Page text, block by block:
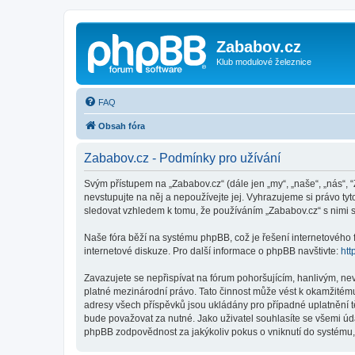
Zababov.cz
Klub modulové železnice
FAQ
Obsah fóra
Zababov.cz - Podmínky pro užívání
Svým přístupem na „Zababov.cz“ (dále jen „my“, „naše“,
nevstupujte na něj a nepoužívejte jej. Vyhrazujeme si právo
sledovat vzhledem k tomu, že používáním „Zababov.cz“ s nimi
Naše fóra běží na systému phpBB, což je řešení internetového
internetové diskuze. Pro další informace o phpBB navštivte:
Zavazujete se nepřispívat na fórum pohoršujícím, hanlivým,
platné mezinárodní právo. Tato činnost může vést k
adresy všech příspěvků jsou ukládány pro případné uplatnění
bude považovat za nutné. Jako uživatel souhlasíte se všemi
phpBB zodpovědnost za jakýkoliv pokus o vniknutí do